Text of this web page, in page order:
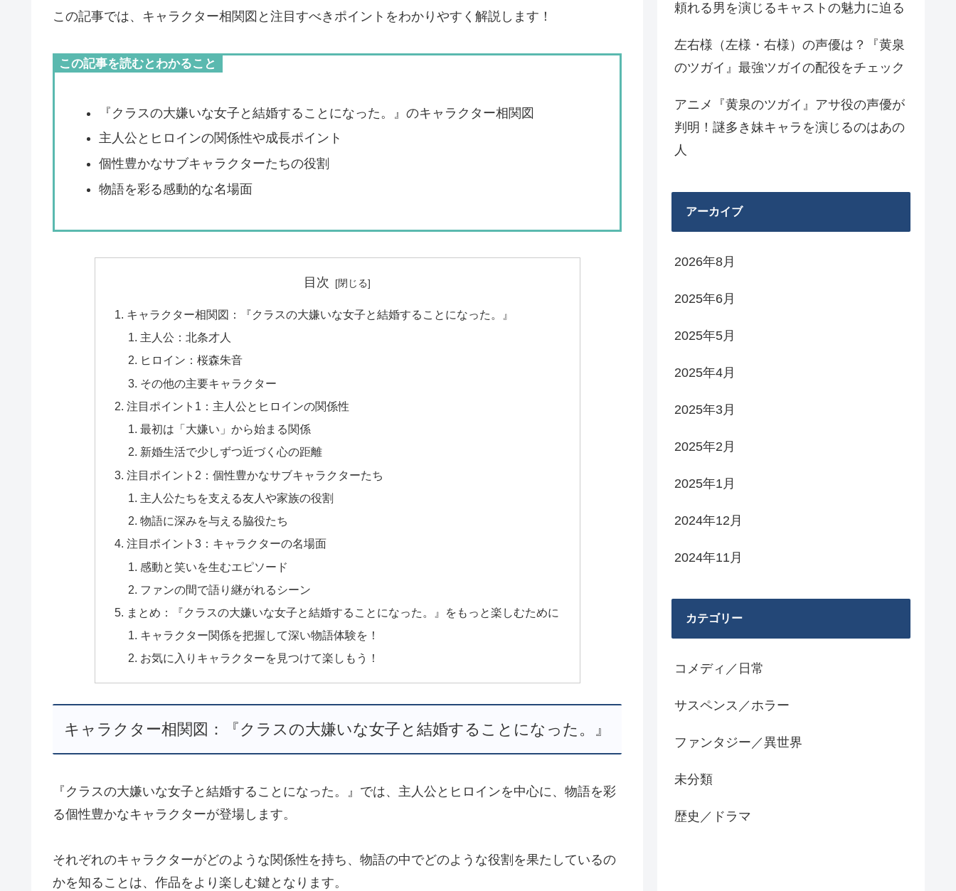
この記事では、キャラクター相関図と注目すべきポイントをわかりやすく解説します！
この記事を読むとわかること
『クラスの大嫌いな女子と結婚することになった。』のキャラクター相関図
主人公とヒロインの関係性や成長ポイント
個性豊かなサブキャラクターたちの役割
物語を彩る感動的な名場面
目次
キャラクター相関図：『クラスの大嫌いな女子と結婚することになった。』
主人公：北条才人
ヒロイン：桜森朱音
その他の主要キャラクター
注目ポイント1：主人公とヒロインの関係性
最初は「大嫌い」から始まる関係
新婚生活で少しずつ近づく心の距離
注目ポイント2：個性豊かなサブキャラクターたち
主人公たちを支える友人や家族の役割
物語に深みを与える脇役たち
注目ポイント3：キャラクターの名場面
感動と笑いを生むエピソード
ファンの間で語り継がれるシーン
まとめ：『クラスの大嫌いな女子と結婚することになった。』をもっと楽しむために
キャラクター関係を把握して深い物語体験を！
お気に入りキャラクターを見つけて楽しもう！
キャラクター相関図：『クラスの大嫌いな女子と結婚することになった。』
『クラスの大嫌いな女子と結婚することになった。』では、主人公とヒロインを中心に、物語を彩
る個性豊かなキャラクターが登場します。
それぞれのキャラクターがどのような関係性を持ち、物語の中でどのような役割を果たしているの
かを知ることは、作品をより楽しむ鍵となります。
頼れる男を演じるキャストの魅力に迫る
左右様（左様・右様）の声優は？『黄泉
のツガイ』最強ツガイの配役をチェック
アニメ『黄泉のツガイ』アサ役の声優が
判明！謎多き妹キャラを演じるのはあの
人
アーカイブ
2026年8月
2025年6月
2025年5月
2025年4月
2025年3月
2025年2月
2025年1月
2024年12月
2024年11月
カテゴリー
コメディ／日常
サスペンス／ホラー
ファンタジー／異世界
未分類
歴史／ドラマ